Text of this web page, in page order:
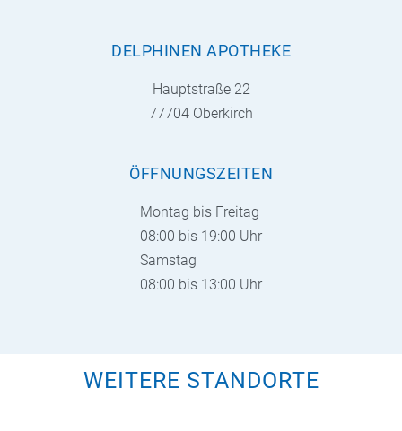
DELPHINEN APOTHEKE
Hauptstraße 22
77704 Oberkirch
ÖFFNUNGSZEITEN
Montag bis Freitag
08:00 bis 19:00 Uhr
Samstag
08:00 bis 13:00 Uhr
WEITERE STANDORTE